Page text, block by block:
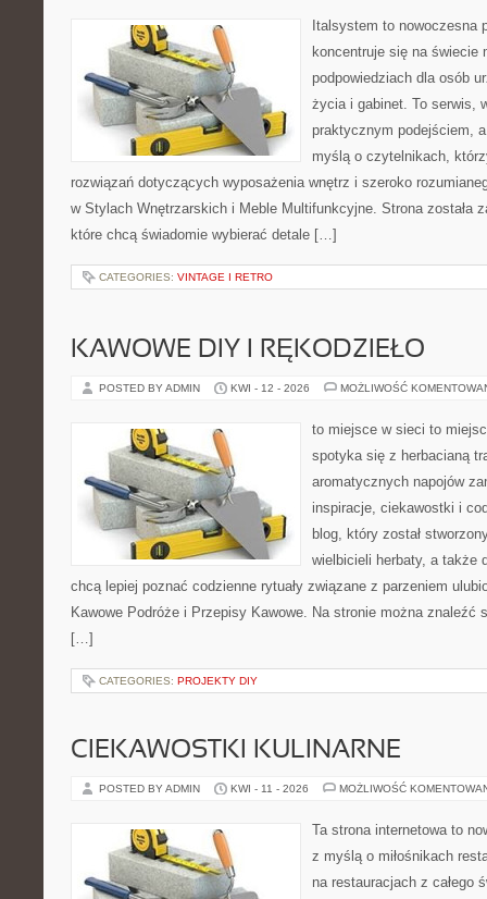
Italsystem to nowoczesna
koncentruje się na świecie
podpowiedziach dla osób
życia i gabinet. To serwis,
praktycznym podejściem,
myślą o czytelnikach,
rozwiązań dotyczących wyposażenia wnętrz i szeroko
w Stylach Wnętrzarskich i Meble Multifunkcyjne. Strona została
które chcą świadomie wybierać detale […]
CATEGORIES: VINTAGE I RETRO
KAWOWE DIY I RĘKODZIEŁO
POSTED BY ADMIN KWI - 12 - 2026 MOŻLIWOŚĆ
to miejsce w sieci to
spotyka się z herbacianą
aromatycznych napojów
inspiracje, ciekawostki i
blog, który został
wielbicieli herbaty, a także
chcą lepiej poznać codzienne rytuały związane z parzeniem
Kawowe Podróże i Przepisy Kawowe. Na stronie można znaleźć
[…]
CATEGORIES: PROJEKTY DIY
CIEKAWOSTKI KULINARNE
POSTED BY ADMIN KWI - 11 - 2026 MOŻLIWOŚĆ
Ta strona internetowa to
z myślą o miłośnikach
na restauracjach z całego